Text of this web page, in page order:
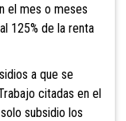
el mes o meses
125% de la renta
a que se
citadas en el
subsidio los